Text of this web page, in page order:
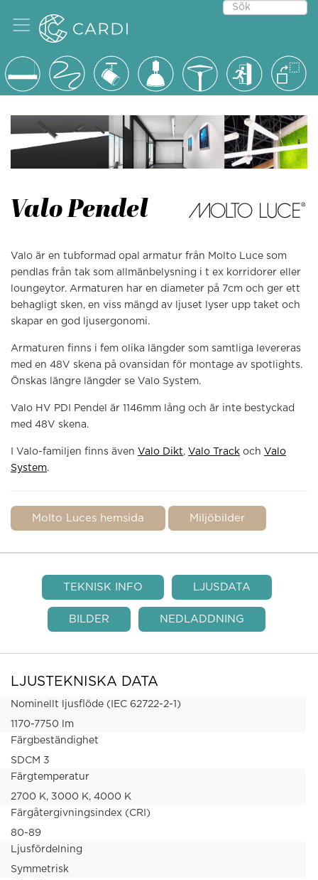
Valo Pendel
Valo är en tubformad opal armatur från Molto Luce som
pendlas från tak som allmänbelysning i t ex korridorer eller
loungeytor. Armaturen har en diameter på 7cm och ger ett
behagligt sken, en viss mängd av ljuset lyser upp taket och
skapar en god ljusergonomi.
Armaturen finns i fem olika längder som samtliga levereras
med en 48V skena på ovansidan för montage av spotlights.
Önskas längre längder se Valo System.
Valo HV PDI Pendel är 1146mm lång och är inte bestyckad
med 48V skena.
I Valo-familjen finns även Valo Dikt, Valo Track och Valo
System.
Molto Luces hemsida Miljöbilder
TEKNISK INFO LJUSDATA
BILDER NEDLADDNING
LJUSTEKNISKA DATA
Nominellt ljusflöde (IEC 62722-2-1)
1170-7750 lm
Färgbeständighet
SDCM 3
Färgtemperatur
2700 K, 3000 K, 4000 K
Färgåtergivningsindex (CRI)
80-89
Ljusfördelning
Symmetrisk